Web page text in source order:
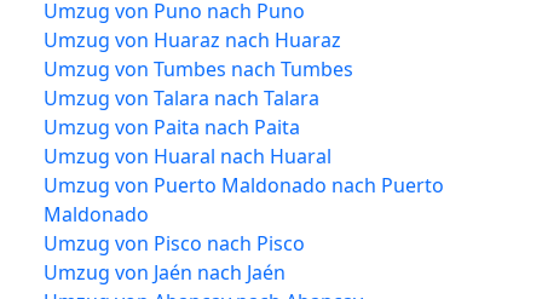
Umzug von Puno nach Puno
Umzug von Huaraz nach Huaraz
Umzug von Tumbes nach Tumbes
Umzug von Talara nach Talara
Umzug von Paita nach Paita
Umzug von Huaral nach Huaral
Umzug von Puerto Maldonado nach Puerto
Maldonado
Umzug von Pisco nach Pisco
Umzug von Jaén nach Jaén